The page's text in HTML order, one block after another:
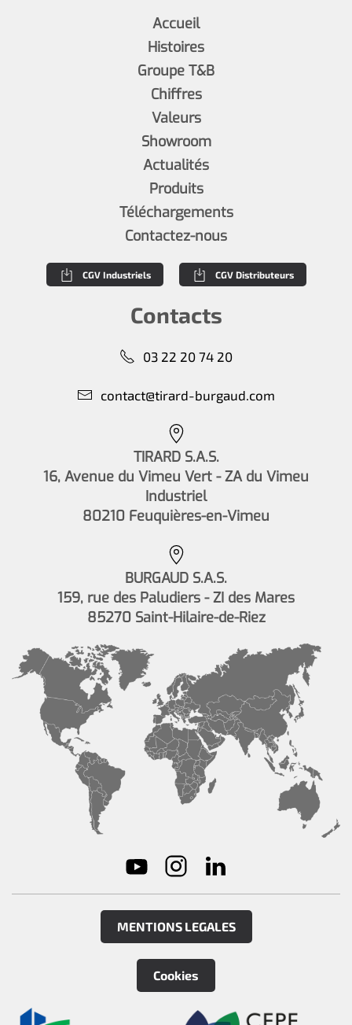
Accueil
Histoires
Groupe T&B
Chiffres
Valeurs
Showroom
Actualités
Produits
Téléchargements
Contactez-nous
CGV Industriels CGV Distributeurs
Contacts
03 22 20 74 20
contact@tirard-burgaud.com
TIRARD S.A.S.
16, Avenue du Vimeu Vert - ZA du Vimeu
Industriel
80210 Feuquières-en-Vimeu
BURGAUD S.A.S.
159, rue des Paludiers - ZI des Mares
85270 Saint-Hilaire-de-Riez
MENTIONS LEGALES
Cookies